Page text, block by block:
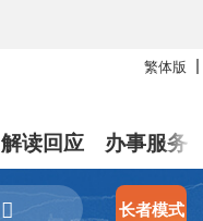
繁体版
解读回应 办事服务
长者模式